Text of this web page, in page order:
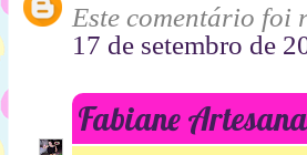
Este comentário foi
17 de setembro de
Fabiane